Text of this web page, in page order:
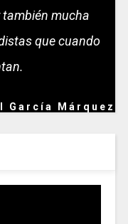
mucha
que cuando
García Márquez